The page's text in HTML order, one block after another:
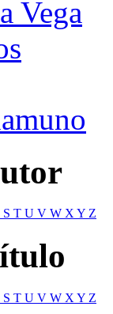
Vega
S T U V W XY Z
S T U V W X Y Z